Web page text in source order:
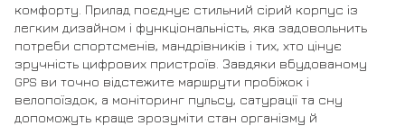
комфорту. Прилад поєднує стильний сірий корпус із
легким дизайном і функціональність, яка задовольнить
потреби спортсменів, мандрівників і тих, хто цінує
зручність цифрових пристроїв. Завдяки вбудованому
GPS ви точно відстежите маршрути пробіжок і
велопоїздок, а моніторинг пульсу, сатурації та сну
допоможуть краще зрозуміти стан організму й